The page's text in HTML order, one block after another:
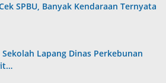
SPBU, Banyak Kendaraan Ternyata
Lapang Dinas Perkebunan